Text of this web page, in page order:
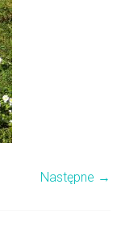
Następne →